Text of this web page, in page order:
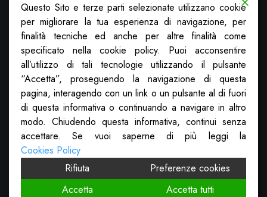
Questo Sito e terze parti selezionate utilizzano cookie
per migliorare la tua esperienza di navigazione, per
finalità tecniche ed anche per altre finalità come
specificato nella cookie policy. Puoi acconsentire
all’utilizzo di tali tecnologie utilizzando il pulsante
“Accetta”, proseguendo la navigazione di questa
pagina, interagendo con un link o un pulsante al di fuori
di questa informativa o continuando a navigare in altro
modo. Chiudendo questa informativa, continui senza
accettare. Se vuoi saperne di più leggi la
Cookies Policy
Rifiuta
Preferenze cookies
Accetta
Accetta tutti